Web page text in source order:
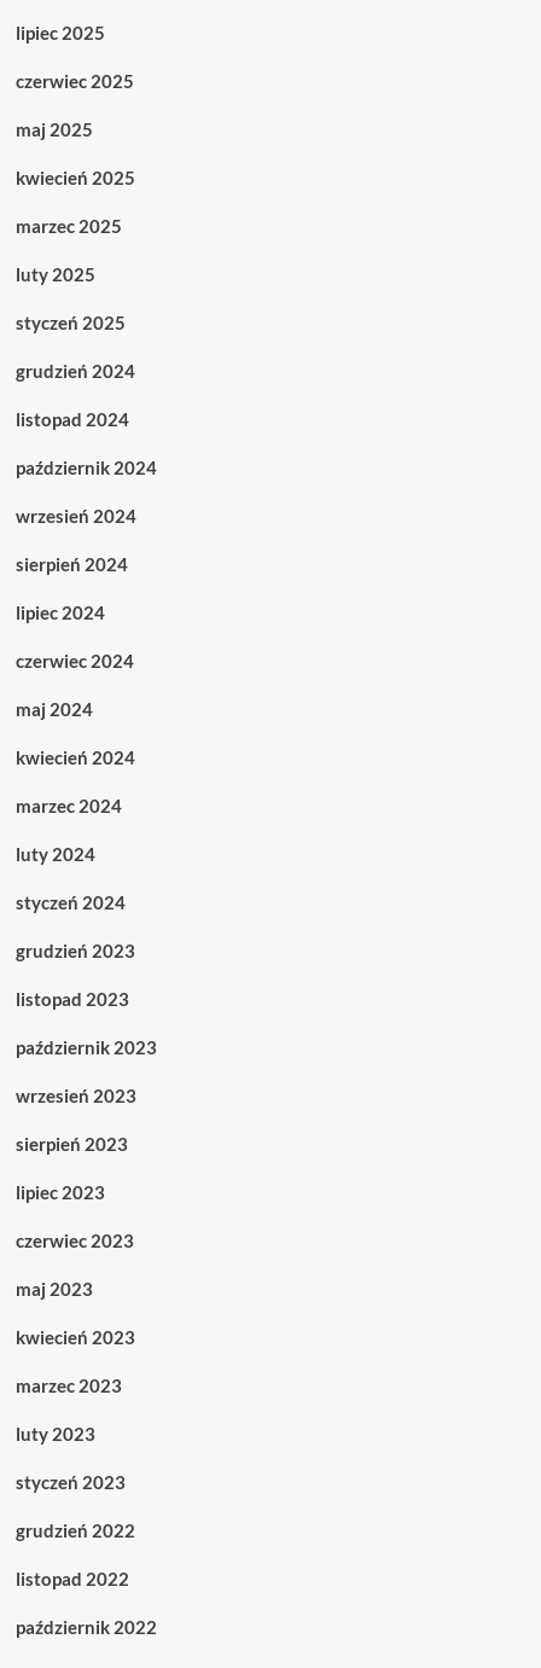
lipiec 2025
czerwiec 2025
maj 2025
kwiecień 2025
marzec 2025
luty 2025
styczeń 2025
grudzień 2024
listopad 2024
październik 2024
wrzesień 2024
sierpień 2024
lipiec 2024
czerwiec 2024
maj 2024
kwiecień 2024
marzec 2024
luty 2024
styczeń 2024
grudzień 2023
listopad 2023
październik 2023
wrzesień 2023
sierpień 2023
lipiec 2023
czerwiec 2023
maj 2023
kwiecień 2023
marzec 2023
luty 2023
styczeń 2023
grudzień 2022
listopad 2022
październik 2022